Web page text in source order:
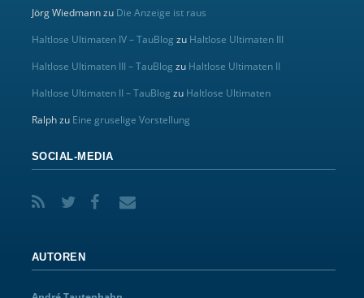
Jörg Wiedmannzu Die Anzeige ist raus
Haltlose Ultimaten IV – TauBlog zu Haltlose Ultimaten III
Haltlose Ultimaten III – TauBlog zu Haltlose Ultimaten II
Haltlose Ultimaten II – TauBlog zu Haltlose Ultimaten
Ralphzu Eine gruselige Vorstellung
SOCIAL-MEDIA
AUTOREN